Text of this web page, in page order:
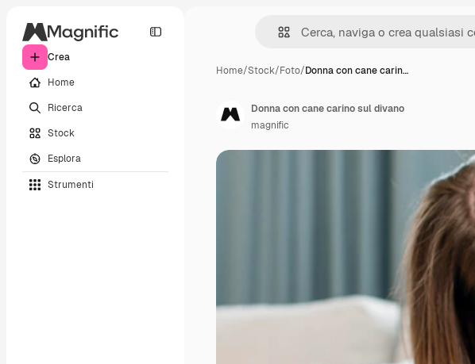
Crea
Home
Ricerca
Stock
Esplora
Strumenti
Home/Stock/Foto/Donna con cane carin…
Donna con cane carino sul divano
magnific